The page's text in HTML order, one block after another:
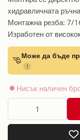
хидравличната
Монтажна резба: 7/
Изработен от
Може да бъде
!
Нисък наличен